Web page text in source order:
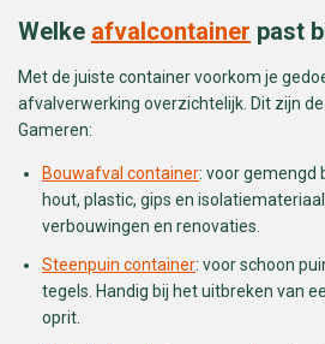
Welke afvalcontainer past
Met de juiste container voorkom je
afvalverwerking overzichtelijk. Dit zijn
Gameren:
Bouwafval container: voor gemengd
hout, plastic, gips en
verbouwingen en renovaties.
Steenpuin container: voor schoon
tegels. Handig bij het uitbreken van
oprit.